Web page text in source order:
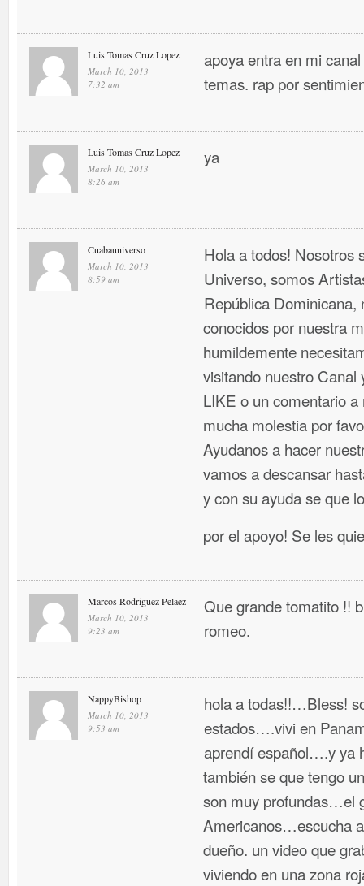
Luis Tomas Cruz Lopez
March 10, 2013
7:32 am
apoya entra en mi
temas. rap por
Luis Tomas Cruz Lopez
March 10, 2013
8:26 am
ya
Cuabauniverso
March 10, 2013
8:59 am
Hola a todos! Nosotros
Universo, somos
República Dominicana,
conocidos por nuestra
humildemente
visitando nuestro Canal
LIKE o un comentario
mucha molestia por
Ayudanos a hacer
vamos a descansar
y con su ayuda se que
por el apoyo! Se les
Marcos Rodriguez Pelaez
March 10, 2013
9:23 am
Que grande tomatito !!
romeo.
NappyBishop
March 10, 2013
9:53 am
hola a todas!!…Bless!
estados….vivi en
aprendí español….y ya
también se que tengo
son muy profundas…el
Americanos…escucha
dueño. un video que
viviendo en una zona